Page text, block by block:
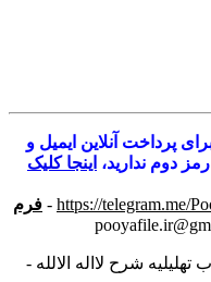
پرداخت آنلاین ایمیل و
دوم ندارید، اینجا کلیک
https://telegram.me/
- فرم
تهلیلیه شرح لااله الالله -